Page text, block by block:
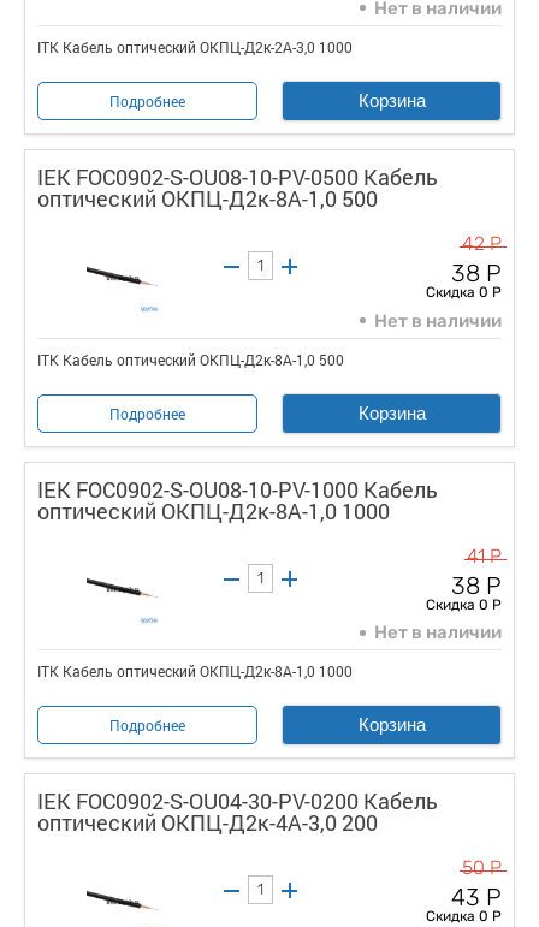
Нет в наличии
ITK Кабель оптический ОКПЦ-Д2к-2А-3,0 1000
Подробнее Корзина
IEK FOC0902-S-OU08-10-PV-0500 Кабель
оптический ОКПЦ-Д2к-8A-1,0 500
42 Р
38 Р
Скидка 0 Р
Нет в наличии
ITK Кабель оптический ОКПЦ-Д2к-8A-1,0 500
Подробнее Корзина
IEK FOC0902-S-OU08-10-PV-1000 Кабель
оптический ОКПЦ-Д2к-8A-1,0 1000
41 Р
38 Р
Скидка 0 Р
Нет в наличии
ITK Кабель оптический ОКПЦ-Д2к-8A-1,0 1000
Подробнее Корзина
IEK FOC0902-S-OU04-30-PV-0200 Кабель
оптический ОКПЦ-Д2к-4А-3,0 200
50 Р
43 Р
Скидка 0 Р